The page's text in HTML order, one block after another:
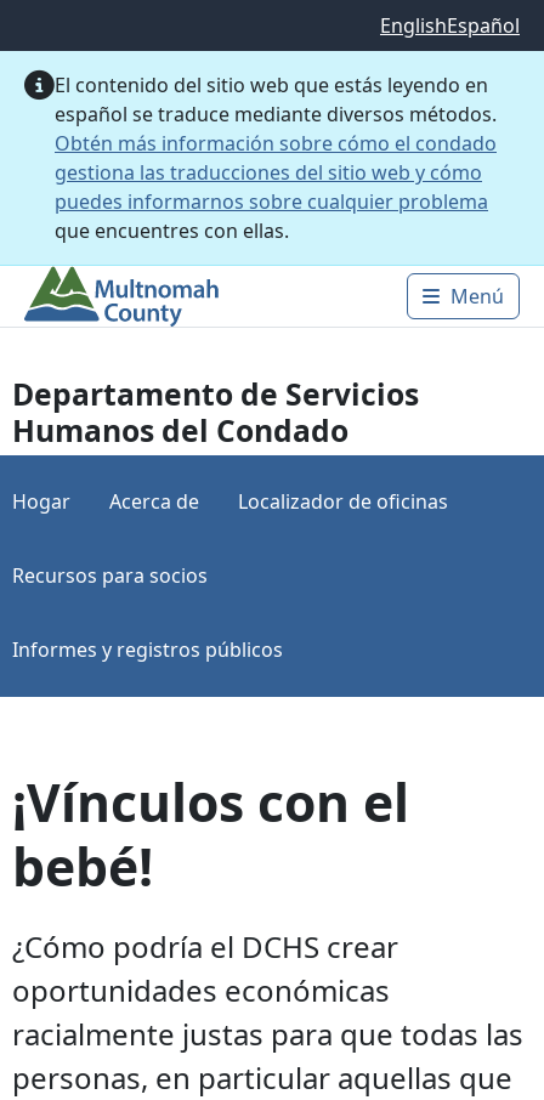
EnglishEspañol
El contenido del sitio web que estás leyendo en
español se traduce mediante diversos métodos.
Obtén más información sobre cómo el condado
gestiona las traducciones del sitio web y cómo
puedes informarnos sobre cualquier problema
que encuentres con ellas.
Main
Menú
Departamento de Servicios
Humanos del Condado
Hogar Acerca de Localizador de oficinas
Recursos para socios
Informes y registros públicos
¡Vínculos con el
bebé!
¿Cómo podría el DCHS crear
oportunidades económicas
racialmente justas para que todas las
personas, en particular aquellas que